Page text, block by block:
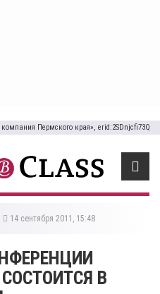
Пермского края», erid:2SDnjcfi73Q
14 сентября 2011, 15:48
В